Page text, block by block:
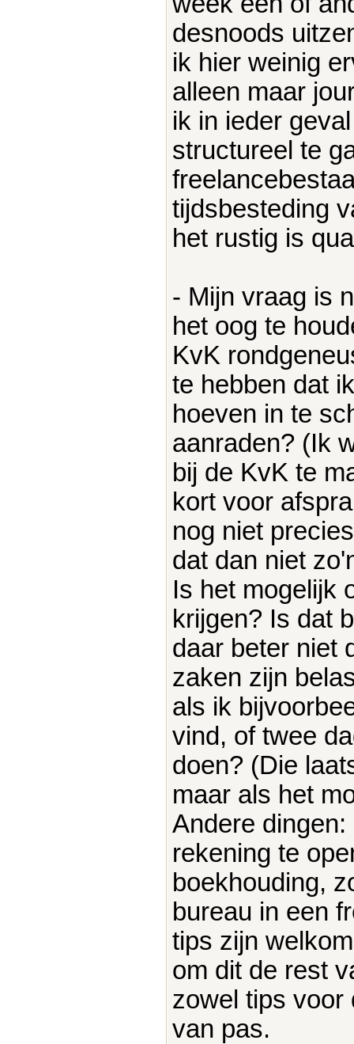
desnoods
ik hier weinig
alleen maar
ik in ieder
structureel te
tijdsbesteding
het rustig is
- Mijn vraag is
het oog te
KvK
te hebben dat
hoeven in te
aanraden? (Ik
bij de KvK te
kort voor
nog niet
dat dan niet
Is het mogelijk
krijgen? Is dat
daar beter niet
zaken zijn
als ik
vind, of twee
doen? (Die
maar als het
Andere
rekening te
boekhouding,
bureau in een
tips zijn
om dit de rest
zowel tips voor
van pas.